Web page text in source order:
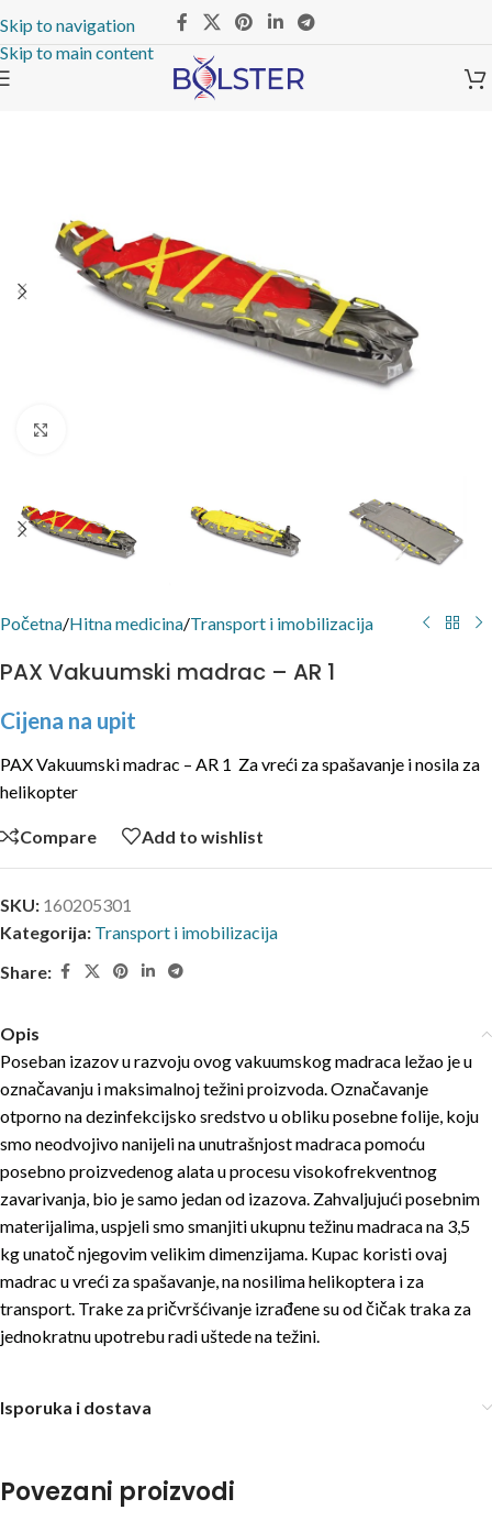
Skip to navigation
Skip to main content
Početna/Hitna medicina/Transport i imobilizacija
PAX Vakuumski madrac – AR 1
Cijena na upit
PAX Vakuumski madrac – AR 1 Za vreći za spašavanje i nosila za
helikopter
Compare Add to wishlist
SKU: 160205301
Kategorija: Transport i imobilizacija
Share:
Opis
Poseban izazov u razvoju ovog vakuumskog madraca ležao je u
označavanju i maksimalnoj težini proizvoda. Označavanje
otporno na dezinfekcijsko sredstvo u obliku posebne folije, koju
smo neodvojivo nanijeli na unutrašnjost madraca pomoću
posebno proizvedenog alata u procesu visokofrekventnog
zavarivanja, bio je samo jedan od izazova. Zahvaljujući posebnim
materijalima, uspjeli smo smanjiti ukupnu težinu madraca na 3,5
kg unatoč njegovim velikim dimenzijama. Kupac koristi ovaj
madrac u vreći za spašavanje, na nosilima helikoptera i za
transport. Trake za pričvršćivanje izrađene su od čičak traka za
jednokratnu upotrebu radi uštede na težini.
Isporuka i dostava
Povezani proizvodi